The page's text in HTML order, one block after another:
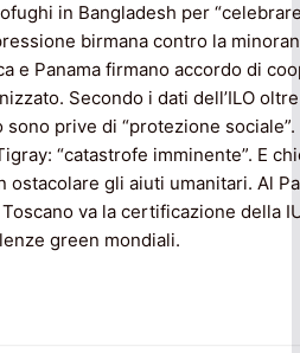
in Bangladesh per
birmana contro la
e Panama firmano accordo di
Secondo i dati dell’ILO
prive di “protezione sociale”.
“catastrofe imminente”. E
ostacolare gli aiuti umanitari. Al
va la certificazione della
green mondiali.